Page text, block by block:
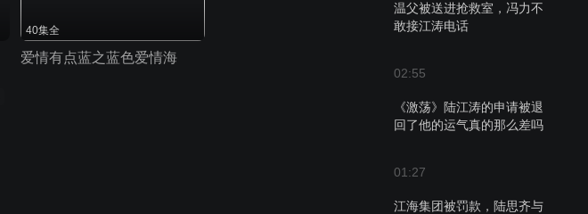
温父被送进抢救室，冯力不
敢接江涛电话
02:55
《激荡》陆江涛的申请被退
回了他的运气真的那么差吗
01:27
江海集团被罚款，陆思齐与
40集全
爱情有点蓝之蓝色爱情海